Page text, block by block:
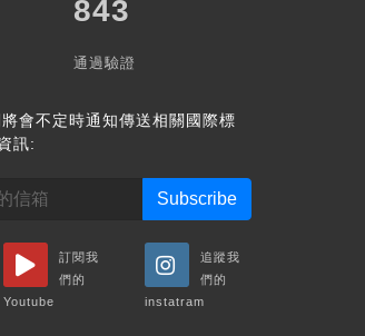
1,711
通過驗證
會不定時通知傳送相關國際標
訊:
Subscribe
訂閱我
們的
Youtube
追蹤我
們的
instatram